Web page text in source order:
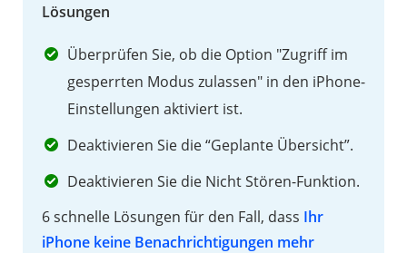
Lösungen
Überprüfen Sie, ob die Option "Zugriff im
gesperrten Modus zulassen" in den iPhone-
Einstellungen aktiviert ist.
Deaktivieren Sie die “Geplante Übersicht”.
Deaktivieren Sie die Nicht Stören-Funktion.
6 schnelle Lösungen für den Fall, dass Ihr
iPhone keine Benachrichtigungen mehr